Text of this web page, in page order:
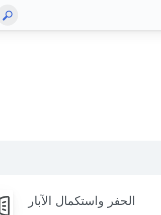
الحفر واستكمال الآبار